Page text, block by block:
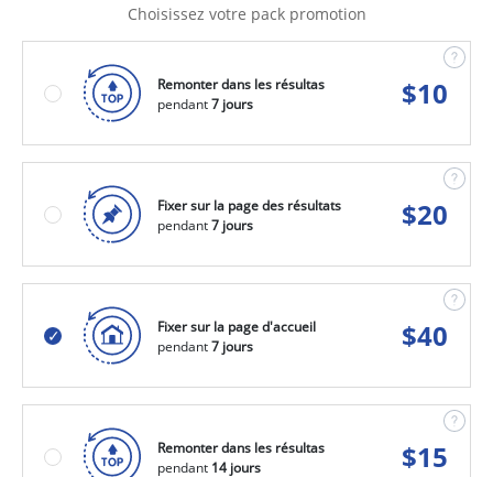
Choisissez votre pack promotion
Remonter dans les résultas
pendant7 jours $10
Fixer sur la page des résultats
pendant7 jours $20
Fixer sur la page d'accueil
pendant7 jours $40
Remonter dans les résultas
pendant 14 jours $15